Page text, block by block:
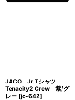
JACO Jr.Tシャツ
Tenacity2 Crew 紫/グ
レー [jc-642]